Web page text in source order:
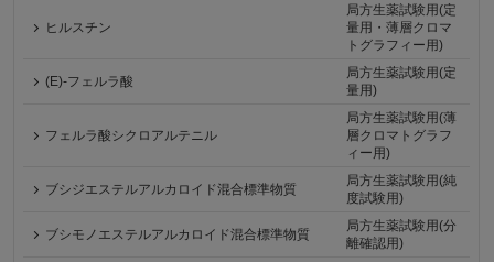
ヒルスチン
局方生薬試験用(定
量用・薄層クロマ
トグラフィー用)
(E)-フェルラ酸
局方生薬試験用(定
量用)
フェルラ酸シクロアルテニル
局方生薬試験用(薄
層クロマトグラフ
ィー用)
ブシジエステルアルカロイド混合標準物質
局方生薬試験用(純
度試験用)
ブシモノエステルアルカロイド混合標準物質
局方生薬試験用(分
離確認用)